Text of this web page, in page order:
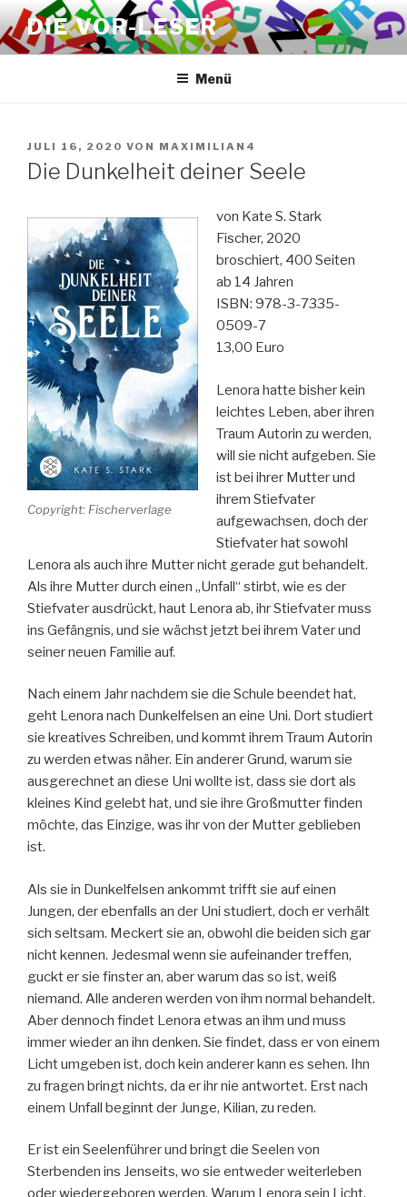
Zum
Inhalt
springen
DIE VOR-LESER
Menü
VERÖFFENTLICHT
AM
JULI 16, 2020 VON MAXIMILIAN4
Die Dunkelheit deiner Seele
Copyright: Fischerverlage
von Kate S. Stark
Fischer, 2020
broschiert, 400 Seiten
ab 14 Jahren
ISBN: 978-3-7335-
0509-7
13,00 Euro
Lenora hatte bisher kein
leichtes Leben, aber ihren
Traum Autorin zu werden,
will sie nicht aufgeben. Sie
ist bei ihrer Mutter und
ihrem Stiefvater
aufgewachsen, doch der
Stiefvater hat sowohl
Lenora als auch ihre Mutter nicht gerade gut behandelt.
Als ihre Mutter durch einen „Unfall“ stirbt, wie es der
Stiefvater ausdrückt, haut Lenora ab, ihr Stiefvater muss
ins Gefängnis, und sie wächst jetzt bei ihrem Vater und
seiner neuen Familie auf.
Nach einem Jahr nachdem sie die Schule beendet hat,
geht Lenora nach Dunkelfelsen an eine Uni. Dort studiert
sie kreatives Schreiben, und kommt ihrem Traum Autorin
zu werden etwas näher. Ein anderer Grund, warum sie
ausgerechnet an diese Uni wollte ist, dass sie dort als
kleines Kind gelebt hat, und sie ihre Großmutter finden
möchte, das Einzige, was ihr von der Mutter geblieben
ist.
Als sie in Dunkelfelsen ankommt trifft sie auf einen
Jungen, der ebenfalls an der Uni studiert, doch er verhält
sich seltsam. Meckert sie an, obwohl die beiden sich gar
nicht kennen. Jedesmal wenn sie aufeinander treffen,
guckt er sie finster an, aber warum das so ist, weiß
niemand. Alle anderen werden von ihm normal behandelt.
Aber dennoch findet Lenora etwas an ihm und muss
immer wieder an ihn denken. Sie findet, dass er von einem
Licht umgeben ist, doch kein anderer kann es sehen. Ihn
zu fragen bringt nichts, da er ihr nie antwortet. Erst nach
einem Unfall beginnt der Junge, Kilian, zu reden.
Er ist ein Seelenführer und bringt die Seelen von
Sterbenden ins Jenseits, wo sie entweder weiterleben
oder wiedergeboren werden. Warum Lenora sein Licht,